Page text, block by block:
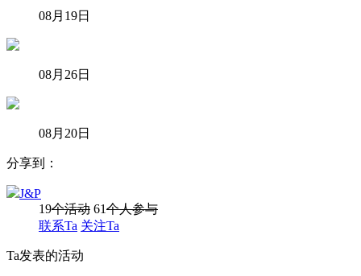
08月19日
08月26日
08月20日
分享到：
J&P
19个活动 61个人参与
联系Ta 关注Ta
Ta发表的活动